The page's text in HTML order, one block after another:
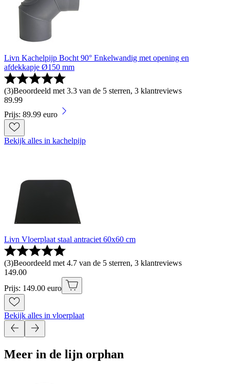
Livn Kachelpijp Bocht 90° Enkelwandig met opening en
afdekkapje Ø150 mm
(3)Beoordeeld met 3.3 van de 5 sterren, 3 klantreviews
89.99
Prijs: 89.99 euro
Bekijk alles in kachelpijp
Livn Vloerplaat staal antraciet 60x60 cm
(3)Beoordeeld met 4.7 van de 5 sterren, 3 klantreviews
149.00
Prijs: 149.00 euro
Bekijk alles in vloerplaat
Meer in de lijn orphan